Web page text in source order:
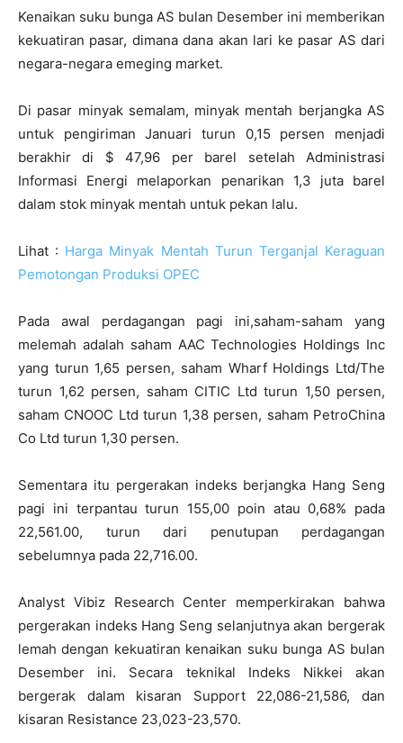
Kenaikan suku bunga AS bulan Desember ini memberikan
kekuatiran pasar, dimana dana akan lari ke pasar AS dari
negara-negara emeging market.
Di pasar minyak semalam, minyak mentah berjangka AS
untuk pengiriman Januari turun 0,15 persen menjadi
berakhir di $ 47,96 per barel setelah Administrasi
Informasi Energi melaporkan penarikan 1,3 juta barel
dalam stok minyak mentah untuk pekan lalu.
Lihat : Harga Minyak Mentah Turun Terganjal Keraguan
Pemotongan Produksi OPEC
Pada awal perdagangan pagi ini,saham-saham yang
melemah adalah saham AAC Technologies Holdings Inc
yang turun 1,65 persen, saham Wharf Holdings Ltd/The
turun 1,62 persen, saham CITIC Ltd turun 1,50 persen,
saham CNOOC Ltd turun 1,38 persen, saham PetroChina
Co Ltd turun 1,30 persen.
Sementara itu pergerakan indeks berjangka Hang Seng
pagi ini terpantau turun 155,00 poin atau 0,68% pada
22,561.00, turun dari penutupan perdagangan
sebelumnya pada 22,716.00.
Analyst Vibiz Research Center memperkirakan bahwa
pergerakan indeks Hang Seng selanjutnya akan bergerak
lemah dengan kekuatiran kenaikan suku bunga AS bulan
Desember ini. Secara teknikal Indeks Nikkei akan
bergerak dalam kisaran Support 22,086-21,586, dan
kisaran Resistance 23,023-23,570.